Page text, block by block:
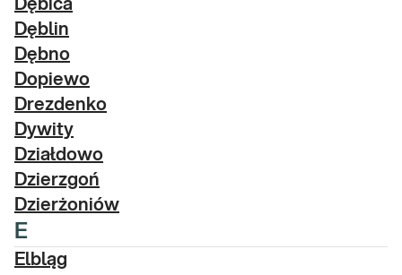
Dębica
Dęblin
Dębno
Dopiewo
Drezdenko
Dywity
Działdowo
Dzierzgoń
Dzierżoniów
E
Elbląg